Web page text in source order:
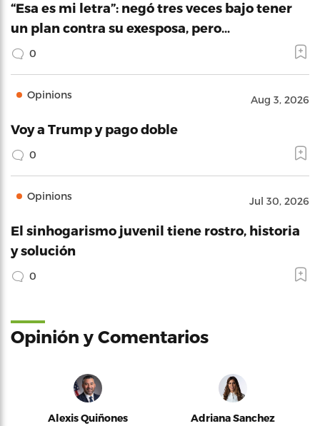
“Esa es mi letra”: negó tres veces bajo tener
un plan contra su exesposa, pero…
0
Opinions Aug 3, 2026
Voy a Trump y pago doble
0
Opinions Jul 30, 2026
El sinhogarismo juvenil tiene rostro, historia
y solución
0
Opinión y Comentarios
Alexis Quiñones Adriana Sanchez